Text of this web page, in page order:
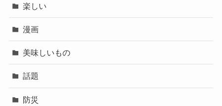
楽しい
漫画
美味しいもの
話題
防災